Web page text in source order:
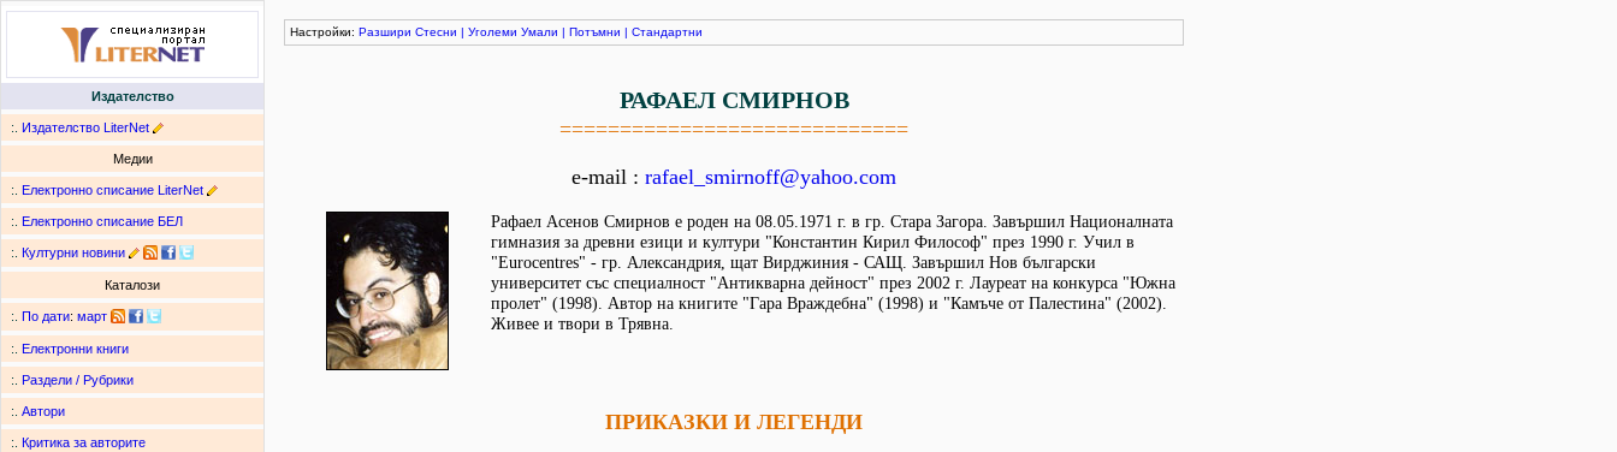
Издателство
:. Издателство LiterNet
Медии
:. Електронно списание LiterNet
:. Електронно списание БЕЛ
:. Културни новини
Каталози
:. По дати: март
:. Електронни книги
:. Раздели / Рубрики
:. Автори
:. Критика за авторите
Настройки: Разшири Стесни | Уголеми Умали | Потъмни | Стандартни
РАФАЕЛ СМИРНОВ
=============================
e-mail : rafael_smirnoff@yahoo.com
Рафаел Асенов Смирнов e роден на 08.05.1971 г. в гр. Стара Загора. Завършил Националната
гимназия за древни езици и култури "Константин Кирил Философ" през 1990 г. Учил в
"Eurocentres" - гр. Александрия, щат Вирджиния - САЩ. Завършил Нов български
университет със специалност "Антикварна дейност" през 2002 г. Лауреат на конкурса "Южна
пролет" (1998). Автор на книгите "Гара Враждебна" (1998) и "Камъче от Палестина" (2002).
Живее и твори в Трявна.
ПРИКАЗКИ И ЛЕГЕНДИ